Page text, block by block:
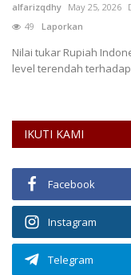
alfarizqdhy May 25, 2026
49 Laporkan
Nilai tukar Rupiah
level terendah
IKUTI KAMI
Facebook
Instagram
Telegram